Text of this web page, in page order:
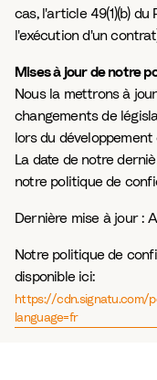
cas, l'article 49(1)(b)
l'exécution d'un
Mises à jour de notre
Nous la mettrons à
changements de
lors du
La date de notre
notre politique de
Dernière mise à jour :
Notre politique de
disponible ici:
https://cdn.signatu.com/
language=fr